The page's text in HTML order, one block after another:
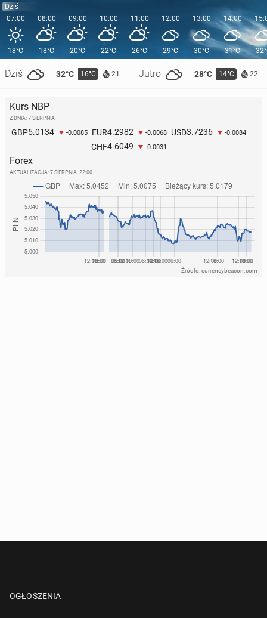
Dziś
07:00
18°C
Dziś 32°C 16°C 21 Jutro 28°C 14°C 22
08:00
18°C
09:00
20°C
10:00
22°C
11:00
26°C
12:00
29°C
13:00
30°C
14:00
31°C
Kurs NBP
Z DNIA: 7 SIERPNIA
GBP5.0134 -0.0085 EUR4.2982 -0.0068 USD3.7236 -0.0084
CHF4.6049 -0.0031
Forex
AKTUALIZACJA: 7 SIERPNIA, 22:00
Źródło: currencybeacon.com
OGŁOSZENIA